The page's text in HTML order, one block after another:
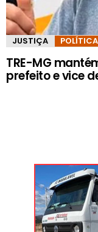
JUSTIÇA POLÍTICA
TRE-MG
prefeito e vice